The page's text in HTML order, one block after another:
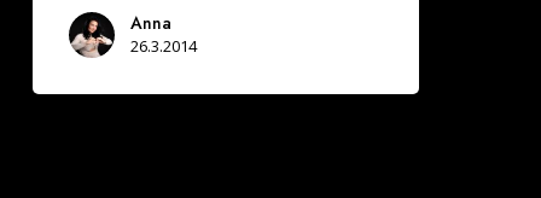
Anna
26.3.2014